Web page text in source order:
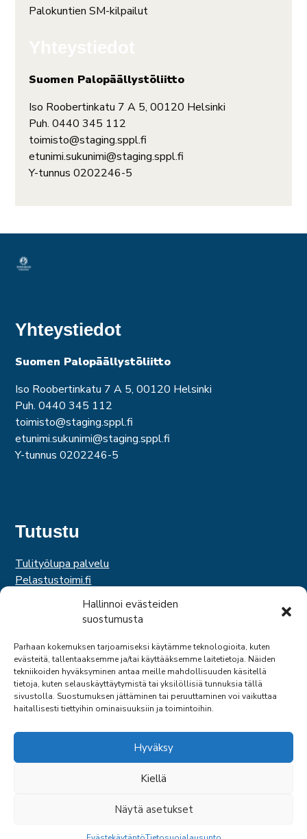
Hallinnoi evästeiden
suostumusta
Parhaan kokemuksen tarjoamiseksi käytämme teknologioita, kuten
evästeitä, tallentaaksemme ja/tai käyttääksemme laitetietoja. Näiden
tekniikoiden hyväksyminen antaa meille mahdollisuuden käsitellä
tietoja, kuten selauskäyttäytymistä tai yksilöllisiä tunnuksia tällä
sivustolla. Suostumuksen jättäminen tai peruuttaminen voi vaikuttaa
haitallisesti tiettyihin ominaisuuksiin ja toimintoihin.
Hyväksy
Kiellä
Näytä asetukset
Palokuntien SM-kilpailut
Suomen Palopäällystöliitto
Iso Roobertinkatu 7 A 5, 00120 Helsinki
Puh. 0440 345 112
toimisto@staging.sppl.fi
etunimi.sukunimi@staging.sppl.fi
Y-tunnus 0202246-5
Yhteystiedot
Suomen Palopäällystöliitto
Iso Roobertinkatu 7 A 5, 00120 Helsinki
Puh. 0440 345 112
toimisto@staging.sppl.fi
etunimi.sukunimi@staging.sppl.fi
Y-tunnus 0202246-5
Tutustu
Tulityölupa palvelu
Pelastustoimi.fi
Hätäkeskuslaitos
Palosuojelurahasto
Suomen Pelastusalan Keskusjärjestö
SPEK
Federation of EUropean Fire Officers